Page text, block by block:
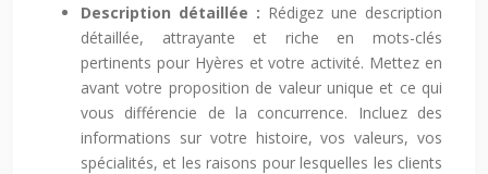
Description détaillée : Rédigez une description
détaillée, attrayante et riche en mots-clés
pertinents pour Hyères et votre activité. Mettez en
avant votre proposition de valeur unique et ce qui
vous différencie de la concurrence. Incluez des
informations sur votre histoire, vos valeurs, vos
spécialités, et les raisons pour lesquelles les clients